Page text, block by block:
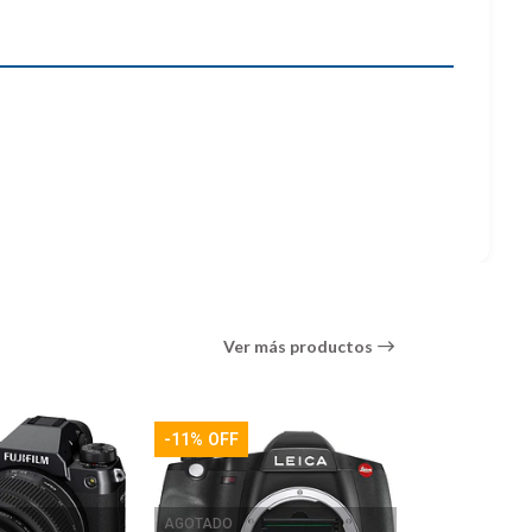
nuevo y potente sensor de 102MP y el
de puntos con una vista en vivo de 120 fps y
nítidas al reducir el movimiento de la cámara y te
Ver más productos
AGOTADO